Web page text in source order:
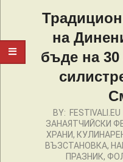
на
бъде на 30
2025-
08-
18
BY: FESTIVALI.EU
ЗАНАЯТЧИЙСКИ
ХРАНИ,
ВЪЗСТАНОВКА,
ПРАЗНИК,